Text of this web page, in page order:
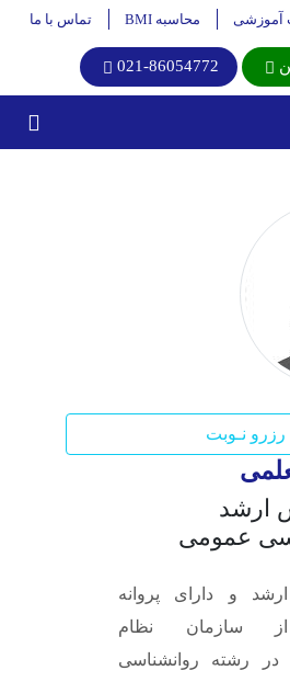
آموزشی محاسبه BMI تماس با ما
021-86054772
رزرو نـوبت
ارشد
عمومی
و دارای پروانه
سازمان نظام
در رشته روانشناسی